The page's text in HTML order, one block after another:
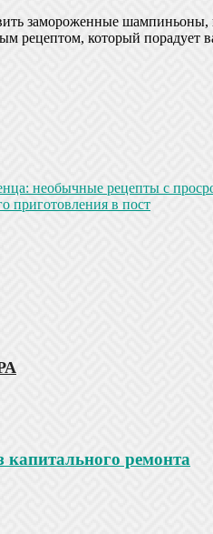
замороженные
который порадует
необычные рецепты с
приготовления в пост
капитального ремонта